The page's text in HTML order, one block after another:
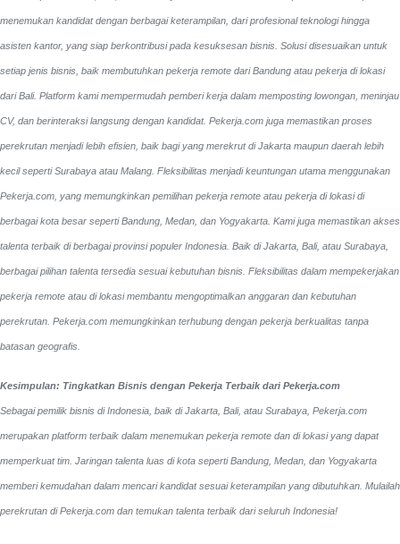
menemukan kandidat dengan berbagai keterampilan, dari profesional teknologi hingga
asisten kantor, yang siap berkontribusi pada kesuksesan bisnis. Solusi disesuaikan untuk
setiap jenis bisnis, baik membutuhkan pekerja remote dari Bandung atau pekerja di lokasi
dari Bali. Platform kami mempermudah pemberi kerja dalam memposting lowongan, meninjau
CV, dan berinteraksi langsung dengan kandidat. Pekerja.com juga memastikan proses
perekrutan menjadi lebih efisien, baik bagi yang merekrut di Jakarta maupun daerah lebih
kecil seperti Surabaya atau Malang. Fleksibilitas menjadi keuntungan utama menggunakan
Pekerja.com, yang memungkinkan pemilihan pekerja remote atau pekerja di lokasi di
berbagai kota besar seperti Bandung, Medan, dan Yogyakarta. Kami juga memastikan akses
talenta terbaik di berbagai provinsi populer Indonesia. Baik di Jakarta, Bali, atau Surabaya,
berbagai pilihan talenta tersedia sesuai kebutuhan bisnis. Fleksibilitas dalam mempekerjakan
pekerja remote atau di lokasi membantu mengoptimalkan anggaran dan kebutuhan
perekrutan. Pekerja.com memungkinkan terhubung dengan pekerja berkualitas tanpa
batasan geografis.
Kesimpulan: Tingkatkan Bisnis dengan Pekerja Terbaik dari Pekerja.com
Sebagai pemilik bisnis di Indonesia, baik di Jakarta, Bali, atau Surabaya, Pekerja.com
merupakan platform terbaik dalam menemukan pekerja remote dan di lokasi yang dapat
memperkuat tim. Jaringan talenta luas di kota seperti Bandung, Medan, dan Yogyakarta
memberi kemudahan dalam mencari kandidat sesuai keterampilan yang dibutuhkan. Mulailah
perekrutan di Pekerja.com dan temukan talenta terbaik dari seluruh Indonesia!